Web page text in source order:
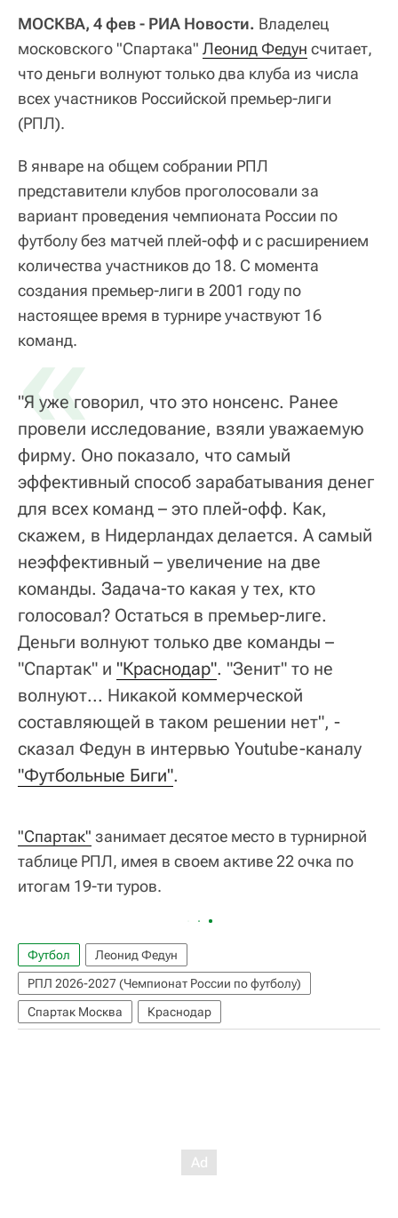
МОСКВА, 4 фев - РИА Новости. Владелец
московского "Спартака" Леонид Федун считает,
что деньги волнуют только два клуба из числа
всех участников Российской премьер-лиги
(РПЛ).
В январе на общем собрании РПЛ
представители клубов проголосовали за
вариант проведения чемпионата России по
футболу без матчей плей-офф и с расширением
количества участников до 18. С момента
создания премьер-лиги в 2001 году по
настоящее время в турнире участвуют 16
команд.
«
"Я уже говорил, что это нонсенс. Ранее
провели исследование, взяли уважаемую
фирму. Оно показало, что самый
эффективный способ зарабатывания денег
для всех команд – это плей-офф. Как,
скажем, в Нидерландах делается. А самый
неэффективный – увеличение на две
команды. Задача-то какая у тех, кто
голосовал? Остаться в премьер-лиге.
Деньги волнуют только две команды –
"Спартак" и "Краснодар". "Зенит" то не
волнуют... Никакой коммерческой
составляющей в таком решении нет", -
сказал Федун в интервью Youtube-каналу
"Футбольные Биги".
"Спартак" занимает десятое место в турнирной
таблице РПЛ, имея в своем активе 22 очка по
итогам 19-ти туров.
Футбол
Леонид Федун
РПЛ 2026-2027 (Чемпионат России по футболу)
Спартак Москва
Краснодар